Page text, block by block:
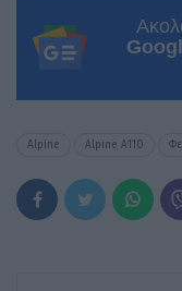
Alpine Alpine A110